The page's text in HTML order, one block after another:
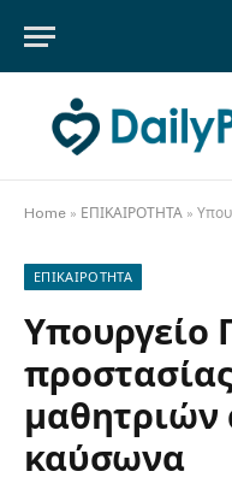
Home » ΕΠΙΚΑΙΡΟΤΗΤΑ »
ΕΠΙΚΑΙΡΟΤΗΤΑ
Υπουργείο
μαθητριών
καύσωνα